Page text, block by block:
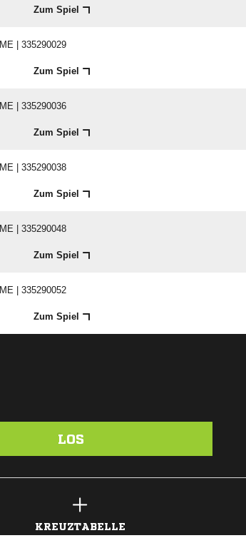
Zum Spiel
ME | 335290029
Zum Spiel
ME | 335290036
Zum Spiel
ME | 335290038
Zum Spiel
ME | 335290048
Zum Spiel
ME | 335290052
Zum Spiel
LOS
KREUZTABELLE